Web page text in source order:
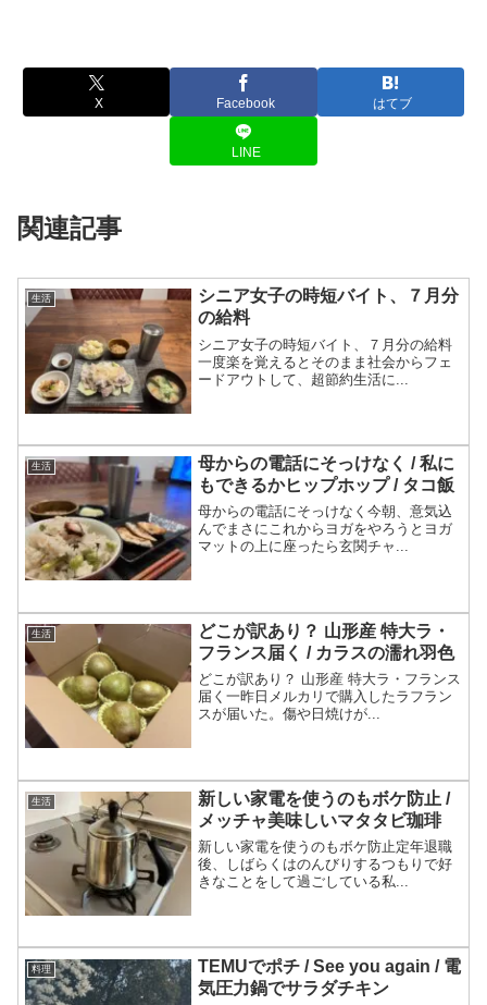
X Facebook はてブ
LINE
関連記事
生活
シニア女子の時短バイト、７月分
の給料
シニア女子の時短バイト、７月分の給料
一度楽を覚えるとそのまま社会からフェ
ードアウトして、超節約生活に...
生活
母からの電話にそっけなく / 私に
もできるかヒップホップ / タコ飯
母からの電話にそっけなく今朝、意気込
んでまさにこれからヨガをやろうとヨガ
マットの上に座ったら玄関チャ...
生活
どこが訳あり？ 山形産 特大ラ・
フランス届く / カラスの濡れ羽色
どこが訳あり？ 山形産 特大ラ・フランス
届く一昨日メルカリで購入したラフラン
スが届いた。傷や日焼けが...
生活
新しい家電を使うのもボケ防止 /
メッチャ美味しいマタタビ珈琲
新しい家電を使うのもボケ防止定年退職
後、しばらくはのんびりするつもりで好
きなことをして過ごしている私...
料理
TEMUでポチ / See you again / 電
気圧力鍋でサラダチキン